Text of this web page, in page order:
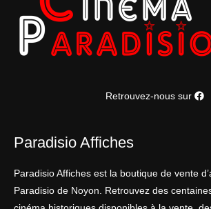
Retrouvez-nous sur
Paradisio Affiches
Paradisio Affiches est la boutique de vente
Paradisio de Noyon. Retrouvez des